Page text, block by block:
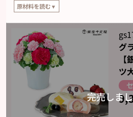
原材料を読む▼
【原材料】
ブルーベリー：砂糖（国内製造）、もち米粉
め/甘味料（トレハロース）、加工でん粉、増
トシアニン）、酵素、（一部に乳成分・大豆
いちご：砂糖（国内製造）、いちご、もち米
レハロース）、加工でん粉、増粘剤（CMC-Na
部に乳成分・大豆を含む）
白桃：砂糖（国内製造）、もち米粉、白桃シ
味料（トレハロース）、加工でん粉、pH調整
着色料（クルクミン）、（一部に乳成分・大豆
グ
ツ